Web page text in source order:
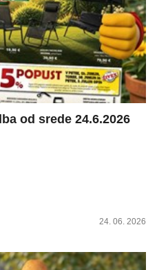
od srede 24.6.2026
24. 06. 2026